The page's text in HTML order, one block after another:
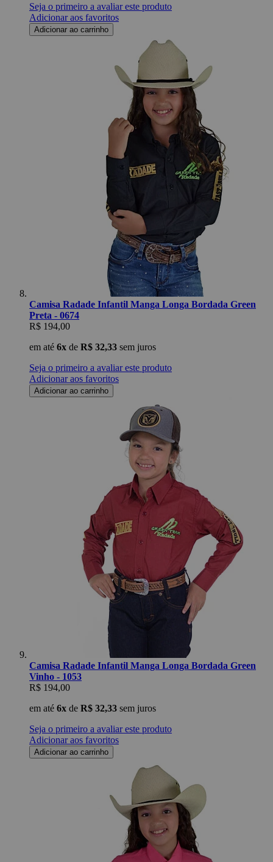
Seja o primeiro a avaliar este produto
Adicionar aos favoritos
Adicionar ao carrinho
Camisa Radade Infantil Manga Longa Bordada Green
Preta - 0674
R$ 194,00
em até 6x de R$ 32,33 sem juros
Seja o primeiro a avaliar este produto
Adicionar aos favoritos
Adicionar ao carrinho
Camisa Radade Infantil Manga Longa Bordada Green
Vinho - 1053
R$ 194,00
em até 6x de R$ 32,33 sem juros
Seja o primeiro a avaliar este produto
Adicionar aos favoritos
Adicionar ao carrinho